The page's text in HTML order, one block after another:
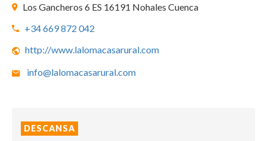
Los Gancheros 6 ES 16191 Nohales Cuenca
+34 669 872 042
http://www.lalomacasarural.com
info@lalomacasarural.com
DESCANSA